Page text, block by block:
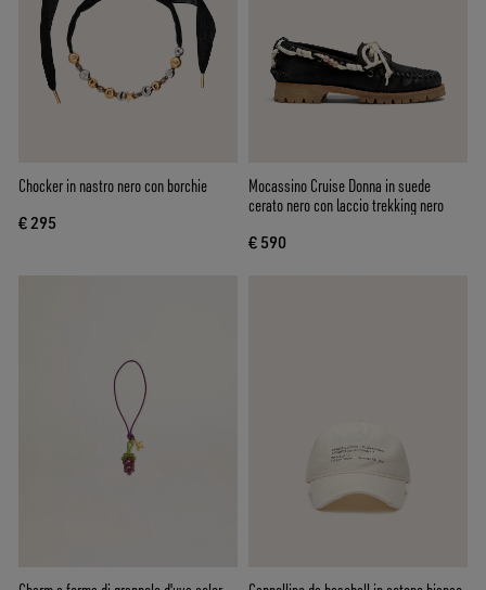
Chocker in nastro nero con borchie
€ 295
Mocassino Cruise Donna in suede
cerato nero con laccio trekking nero
€ 590